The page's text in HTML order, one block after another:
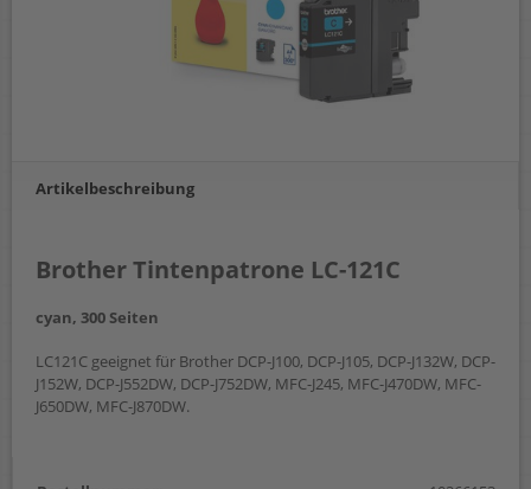
Artikelbeschreibung
Brother Tintenpatrone LC-121C
cyan, 300 Seiten
LC121C geeignet für Brother DCP-J100, DCP-J105, DCP-J132W, DCP-
J152W, DCP-J552DW, DCP-J752DW, MFC-J245, MFC-J470DW, MFC-
J650DW, MFC-J870DW.